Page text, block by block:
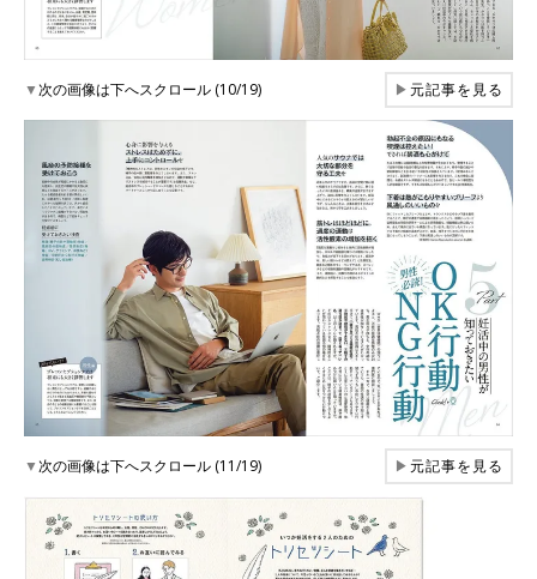
▼次の画像は下へスクロール (10/19) ▶元記事を見る
▼次の画像は下へスクロール (11/19) ▶元記事を見る